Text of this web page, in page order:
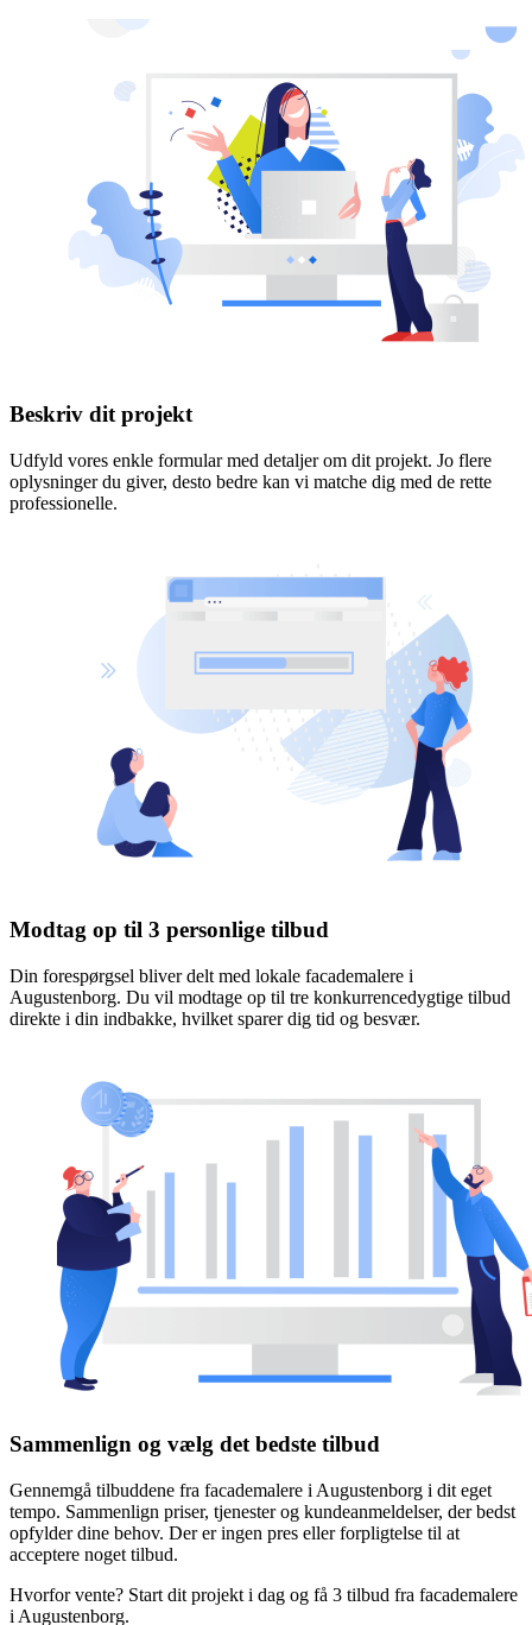
Beskriv dit projekt
Udfyld vores enkle formular med detaljer om dit projekt. Jo flere
oplysninger du giver, desto bedre kan vi matche dig med de rette
professionelle.
Modtag op til 3 personlige tilbud
Din forespørgsel bliver delt med lokale facademalere i
Augustenborg. Du vil modtage op til tre konkurrencedygtige tilbud
direkte i din indbakke, hvilket sparer dig tid og besvær.
Sammenlign og vælg det bedste tilbud
Gennemgå tilbuddene fra facademalere i Augustenborg i dit eget
tempo. Sammenlign priser, tjenester og kundeanmeldelser, der bedst
opfylder dine behov. Der er ingen pres eller forpligtelse til at
acceptere noget tilbud.
Hvorfor vente? Start dit projekt i dag og få 3 tilbud fra facademalere
i Augustenborg.